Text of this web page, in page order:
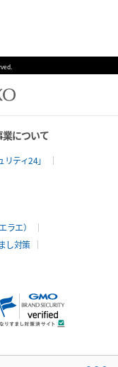
について
ティ24」
ラエ）
し対策